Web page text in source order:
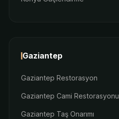
Gaziantep
Gaziantep Restorasyon
Gaziantep Cami Restorasyonu
Gaziantep Taş Onarımı